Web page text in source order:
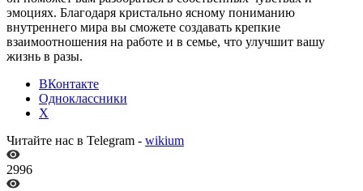
эмоциях. Благодаря кристально ясному пониманию
внутреннего мира вы сможете создавать крепкие
взаимоотношения на работе и в семье, что улучшит вашу
жизнь в разы.
ВКонтакте
Одноклассники
X
Читайте нас в Telegram - wikium
2996